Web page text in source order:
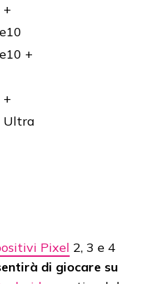
+
+
+
Ultra
Pixel 2, 3 e 4
di giocare su